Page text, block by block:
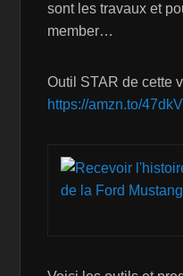
sont les travaux et
member…
Outil STAR de cette
https://amzn.to/